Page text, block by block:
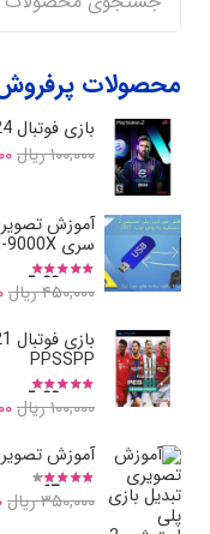
محصولات
بازی فوتبال eFootball PES 2024 برای پلی استیشن 2
۱۰۰,۰۰۰ریال
سری SCPH-9000X- جدیدترین روش 2021
نمره5.00 از 5 ۴۵۰,۰۰۰ریال
PPSSPP
5.00از 5 ۱۰۰,۰۰۰ریال
آموزش تصویری
نمره3.67 از 5 ۳۵۰,۰۰۰ریال